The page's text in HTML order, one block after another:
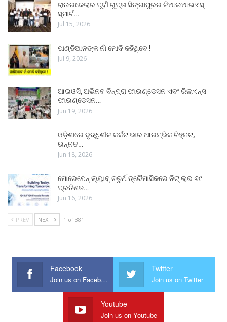
ରାଉରକେଲାର ପୂର୍ବୀ ଗୁପ୍ତା ସିଙ୍ଗାପୁରର ଜିଆଇଆଇଏସ୍
ସ୍ମାର୍ଟ…
Jul 15, 2026
ପାଣ୍ଡିଆନଙ୍କ ନାଁ ମୋଦି କହିଥିବେ !
Jul 9, 2026
ଆଇଓସି, ଅଭିନବ ବିନ୍ଦ୍ରା ଫାଉଣ୍ଡେସନ ଏବଂ ରିଲାଏନ୍ସ
ଫାଉଣ୍ଡେସନ…
Jun 19, 2026
ଓଡ଼ିଶାରେ ବୃଦ୍ଧିଶୀଳ କର୍କଟ ଭାର ଆରମ୍ଭିକ ଚିହ୍ନଟ,
ଉନ୍ନତ…
Jun 18, 2026
ମୋରେପେନ୍ ଲ୍ୟାବ୍ ଚତୁର୍ଥ ତ୍ରୈମାସିକରେ ନିଟ୍ ଲାଭ ୬୯
ପ୍ରତିଶତ…
Jun 16, 2026
PREV NEXT 1 of 381
Facebook
Join us on Facebook
Twitter
Join us on Twitter
Youtube
Join us on Youtube